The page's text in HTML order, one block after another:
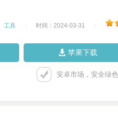
工具 时间：2024-03-31
苹果下载
安卓市场，安全绿色